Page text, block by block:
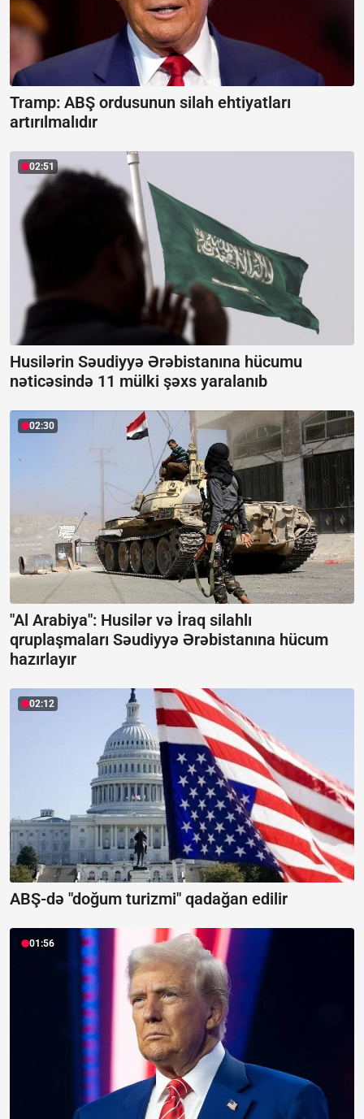
Tramp: ABŞ ordusunun silah ehtiyatları
artırılmalıdır
02:51
Husilərin Səudiyyə Ərəbistanına hücumu
nəticəsində 11 mülki şəxs yaralanıb
02:30
"Al Arabiya": Husilər və İraq silahlı
qruplaşmaları Səudiyyə Ərəbistanına hücum
hazırlayır
02:12
ABŞ-də "doğum turizmi" qadağan edilir
01:56